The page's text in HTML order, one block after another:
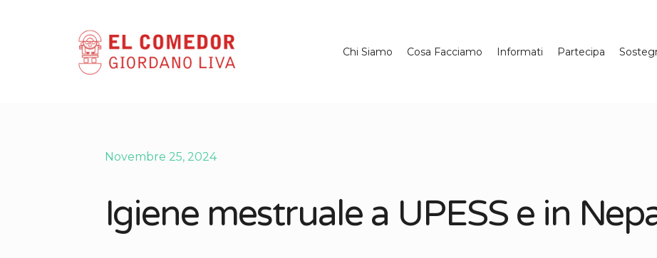
Chi Siamo Cosa Facciamo Informati Partecipa
Novembre 25, 2024
Igiene mestruale a UPESS e in